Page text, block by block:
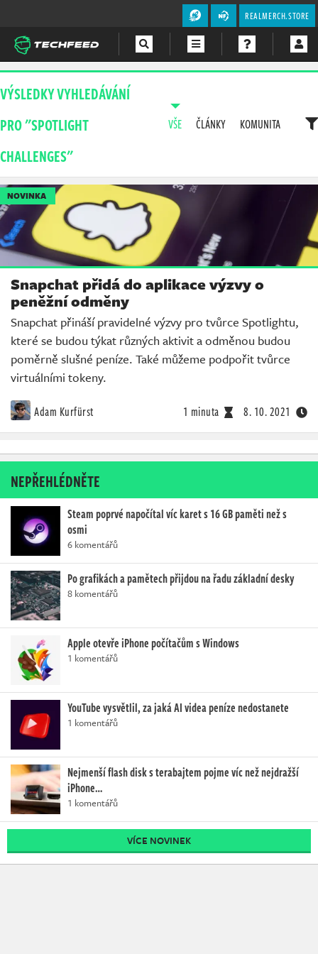
REALMERCH.STORE
Magazín
Videa
Soutěže
VÝSLEDKY VYHLEDÁVÁNÍ
PRO "SPOTLIGHT
CHALLENGES"
VŠE ČLÁNKY KOMUNITA
NOVINKA
Snapchat přidá do aplikace výzvy o
peněžní odměny
Snapchat přináší pravidelné výzvy pro tvůrce Spotlightu,
které se budou týkat různých aktivit a odměnou budou
poměrně slušné peníze. Také můžeme podpořit tvůrce
virtuálními tokeny.
Adam Kurfürst 1 minuta 8. 10. 2021
NEPŘEHLÉDNĚTE
Steam poprvé napočítal víc karet s 16 GB paměti než s
osmi
6 komentářů
Po grafikách a pamětech přijdou na řadu základní desky
8 komentářů
Apple otevře iPhone počítačům s Windows
1 komentářů
YouTube vysvětlil, za jaká AI videa peníze nedostanete
1 komentářů
Nejmenší flash disk s terabajtem pojme víc než nejdražší
iPhone…
1 komentářů
VÍCE NOVINEK